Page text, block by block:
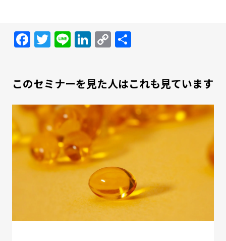
Facebook
Twitter
LineLinkedIn
Copy
共
このセミナーを見た人はこれも見ています